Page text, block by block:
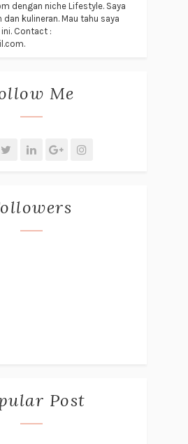
dengan niche Lifestyle. Saya
kulineran. Mau tahu saya
ini. Contact :
Me
Post